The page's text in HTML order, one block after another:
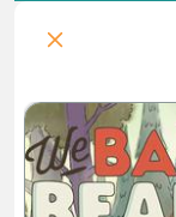
فصل 3 : اتومبیل رانان شگفت انگیز